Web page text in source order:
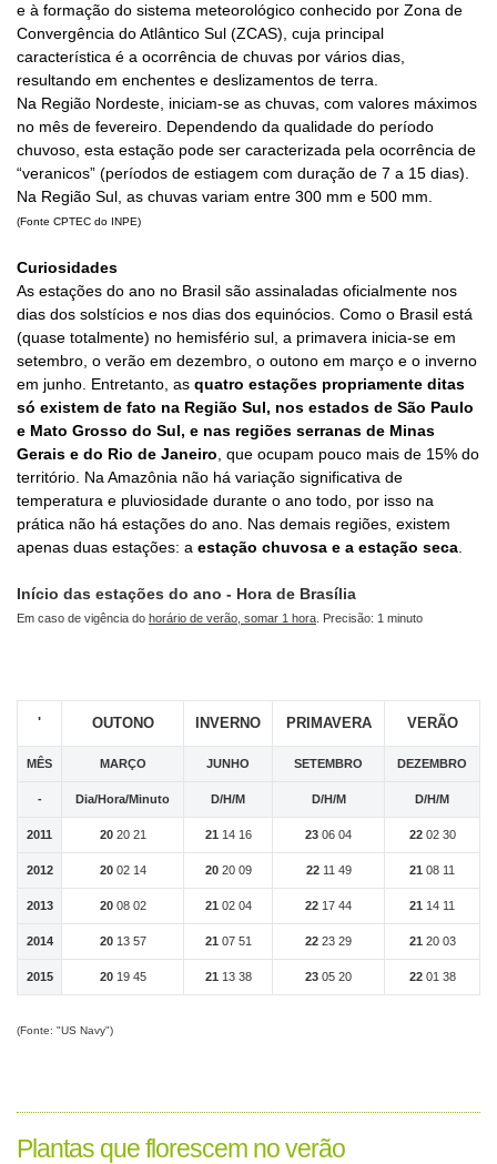
e à formação do sistema meteorológico conhecido por Zona de
Convergência do Atlântico Sul (ZCAS), cuja principal
característica é a ocorrência de chuvas por vários dias,
resultando em enchentes e deslizamentos de terra.
Na Região Nordeste, iniciam-se as chuvas, com valores máximos
no mês de fevereiro. Dependendo da qualidade do período
chuvoso, esta estação pode ser caracterizada pela ocorrência de
“veranicos” (períodos de estiagem com duração de 7 a 15 dias).
Na Região Sul, as chuvas variam entre 300 mm e 500 mm.
(Fonte CPTEC do INPE)
Curiosidades
As estações do ano no Brasil são assinaladas oficialmente nos
dias dos solstícios e nos dias dos equinócios. Como o Brasil está
(quase totalmente) no hemisfério sul, a primavera inicia-se em
setembro, o verão em dezembro, o outono em março e o inverno
em junho. Entretanto, as quatro estações propriamente ditas
só existem de fato na Região Sul, nos estados de São Paulo
e Mato Grosso do Sul, e nas regiões serranas de Minas
Gerais e do Rio de Janeiro , que ocupam pouco mais de 15% do
território. Na Amazônia não há variação significativa de
temperatura e pluviosidade durante o ano todo, por isso na
prática não há estações do ano. Nas demais regiões, existem
apenas duas estações: a estação chuvosa e a estação seca
Início das estações do ano - Hora de Brasília
Em caso de vigência do horário de verão, somar 1 hora . Precisão: 1 minuto
' OUTONO INVERNO PRIMAVERA VERÃO
MÊS MARÇO JUNHO SETEMBRO DEZEMBRO
- Dia/Hora/Minuto D/H/M D/H/M D/H/M
2011 2020 21 21 14 16 23 06 04 22 02 30
2012 2002 14 2020 09 2211 49 21 08 11
2013 2008 02 21 02 04 22 17 44 21 14 11
2014 2013 57 21 07 51 22 23 29 21 20 03
2015 2019 45 21 13 38 23 05 20 22 01 38
(Fonte: "US Navy")
Plantas que florescem no verão